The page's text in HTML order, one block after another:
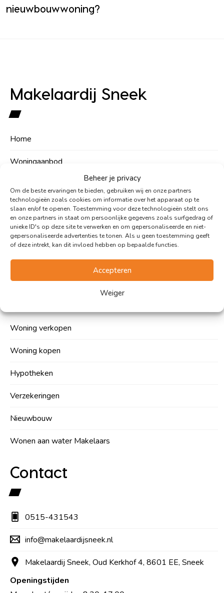
Beheer je privacy
Om de beste ervaringen te bieden, gebruiken wij en onze partners
technologieën zoals cookies om informatie over het apparaat op te
slaan en/of te openen. Toestemming voor deze technologieën stelt ons
en onze partners in staat om persoonlijke gegevens zoals surfgedrag of
unieke ID's op deze site te verwerken en om gepersonaliseerde en niet-
gepersonaliseerde advertenties te tonen. Als u geen toestemming geeft
of deze intrekt, kan dit invloed hebben op bepaalde functies.
Accepteren
Weiger
nieuwbouwwoning?
Makelaardij Sneek
Home
Woningaanbod
Woonupdates
Contact
Expertises
Woning verkopen
Woning kopen
Hypotheken
Verzekeringen
Nieuwbouw
Wonen aan water Makelaars
Contact
0515-431543
info@makelaardijsneek.nl
Makelaardij Sneek, Oud Kerkhof 4, 8601 EE, Sneek
Openingstijden